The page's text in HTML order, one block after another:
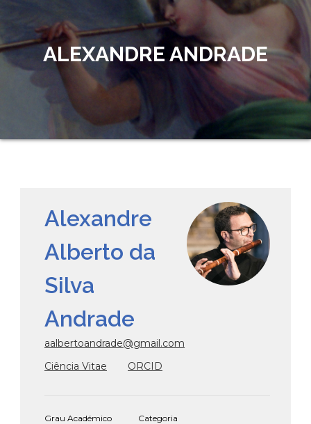
ALEXANDRE ANDRADE
Alexandre
Alberto da
Silva
Andrade
aalbertoandrade@gmail.com
Ciência Vitae
ORCID
Grau Académico Categoria